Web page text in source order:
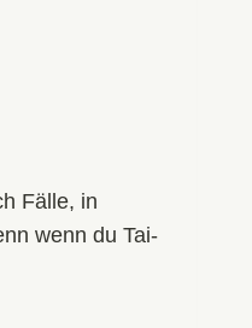
Fälle, in
wenn du Tai-